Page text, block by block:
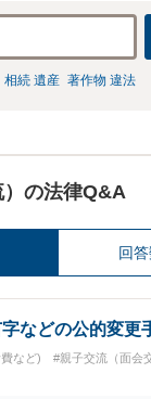
相続 遺産 著作物 違法
の法律Q&A
回
などの公的変更
など) #親子交流（面会